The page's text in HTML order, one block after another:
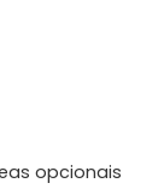
opcionais